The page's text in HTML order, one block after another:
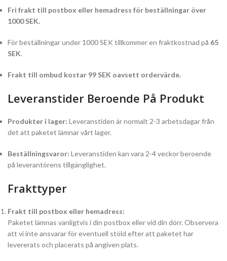
Fri frakt till postbox eller hemadress för beställningar över
1000 SEK.
För beställningar under 1000 SEK tillkommer en fraktkostnad på 65
SEK.
Frakt till ombud kostar 99 SEK oavsett ordervärde.
Leveranstider Beroende På Produkt
Produkter i lager: Leveranstiden är normalt 2-3 arbetsdagar från
det att paketet lämnar vårt lager.
Beställningsvaror: Leveranstiden kan vara 2-4 veckor beroende
på leverantörens tillgänglighet.
Frakttyper
Frakt till postbox eller hemadress:
Paketet lämnas vanligtvis i din postbox eller vid din dörr. Observera
att vi inte ansvarar för eventuell stöld efter att paketet har
levererats och placerats på angiven plats.